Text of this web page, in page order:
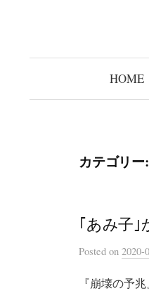
HOME
カテゴリー:
｢あみ子｣
Posted on 2020-
『崩壊の予